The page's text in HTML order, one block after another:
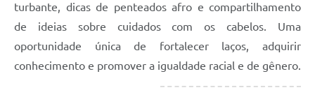
turbante, dicas de penteados afro e compartilhamento
de ideias sobre cuidados com os cabelos. Uma
oportunidade única de fortalecer laços, adquirir
conhecimento e promover a igualdade racial e de gênero.